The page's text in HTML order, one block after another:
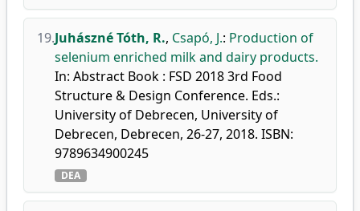
19.Juhászné Tóth, R., Csapó, J.: Production of
selenium enriched milk and dairy products.
In: Abstract Book : FSD 2018 3rd Food
Structure & Design Conference. Eds.:
University of Debrecen, University of
Debrecen, Debrecen, 26-27, 2018. ISBN:
9789634900245
DEA